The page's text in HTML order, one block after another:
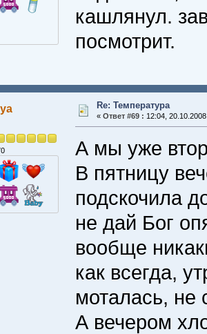
кашлянул.
посмотрит.
Re: Температура
« Ответ #69 : 12:04,
А мы уже
В пятницу
подскочила
не дай Бог
вообще
как всегда,
моталась, не
А вечером